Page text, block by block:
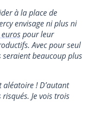
à la place de
envisage ni plus ni
pour leur
Avec pour seul
beaucoup plus
! D’autant
Je vois trois